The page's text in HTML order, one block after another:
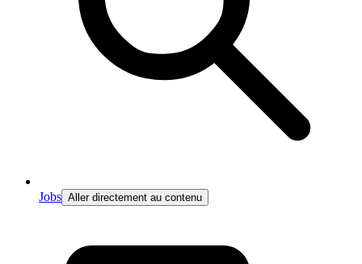
Jobs Aller directement au contenu